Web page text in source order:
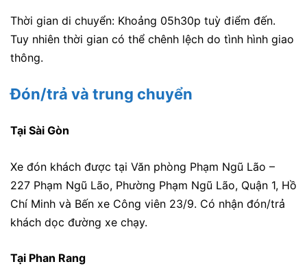
Thời gian di chuyển: Khoảng 05h30p tuỳ điểm đến.
Tuy nhiên thời gian có thể chênh lệch do tình hình giao
thông.
Đón/trả và trung chuyển
Tại Sài Gòn
Xe đón khách được tại Văn phòng Phạm Ngũ Lão –
227 Phạm Ngũ Lão, Phường Phạm Ngũ Lão, Quận 1, Hồ
Chí Minh và Bến xe Công viên 23/9. Có nhận đón/trả
khách dọc đường xe chạy.
Tại Phan Rang